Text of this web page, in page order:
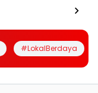
#LokalBerdaya